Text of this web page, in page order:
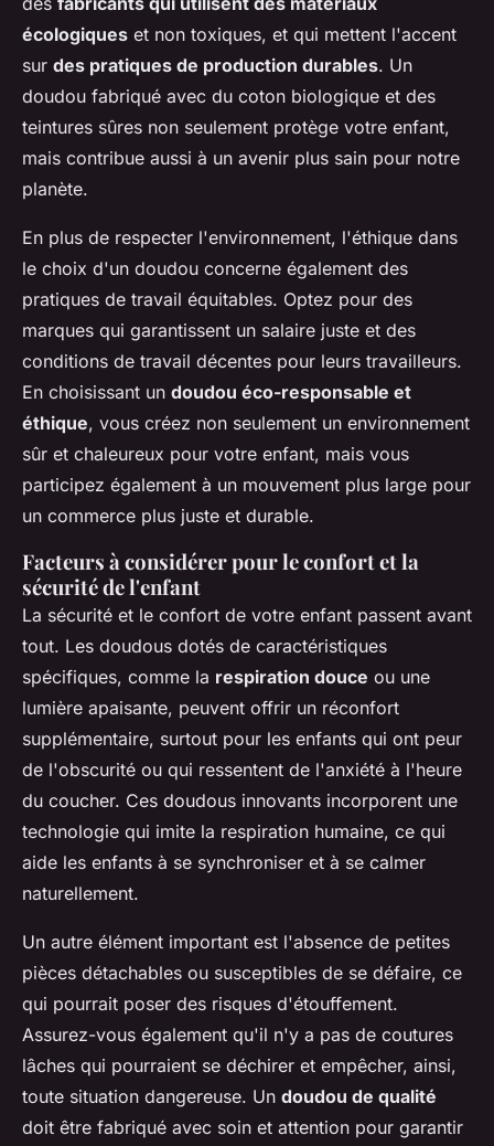
écologiques et non toxiques, et qui mettent l'accent
sur des pratiques de production durables. Un
doudou fabriqué avec du coton biologique et des
teintures sûres non seulement protège votre enfant,
mais contribue aussi à un avenir plus sain pour notre
planète.
En plus de respecter l'environnement, l'éthique dans
le choix d'un doudou concerne également des
pratiques de travail équitables. Optez pour des
marques qui garantissent un salaire juste et des
conditions de travail décentes pour leurs travailleurs.
En choisissant un doudou éco-responsable et
éthique, vous créez non seulement un environnement
sûr et chaleureux pour votre enfant, mais vous
participez également à un mouvement plus large pour
un commerce plus juste et durable.
Facteurs à considérer pour le confort et la
sécurité de l'enfant
La sécurité et le confort de votre enfant passent avant
tout. Les doudous dotés de caractéristiques
spécifiques, comme la respiration douce ou une
lumière apaisante, peuvent offrir un réconfort
supplémentaire, surtout pour les enfants qui ont peur
de l'obscurité ou qui ressentent de l'anxiété à l'heure
du coucher. Ces doudous innovants incorporent une
technologie qui imite la respiration humaine, ce qui
aide les enfants à se synchroniser et à se calmer
naturellement.
Un autre élément important est l'absence de petites
pièces détachables ou susceptibles de se défaire, ce
qui pourrait poser des risques d'étouffement.
Assurez-vous également qu'il n'y a pas de coutures
lâches qui pourraient se déchirer et empêcher, ainsi,
toute situation dangereuse. Un doudou de qualité
doit être fabriqué avec soin et attention pour garantir